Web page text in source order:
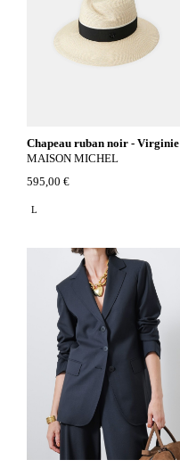
Chapeau ruban noir - Virginie
MAISON MICHEL
595,00 €
L